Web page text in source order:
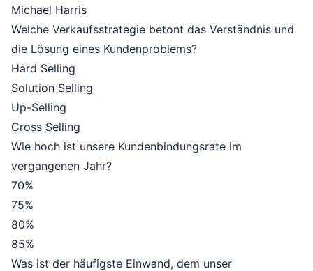
Michael Harris
Welche Verkaufsstrategie betont das Verständnis und
die Lösung eines Kundenproblems?
Hard Selling
Solution Selling
Up-Selling
Cross Selling
Wie hoch ist unsere Kundenbindungsrate im
vergangenen Jahr?
70%
75%
80%
85%
Was ist der häufigste Einwand, dem unser